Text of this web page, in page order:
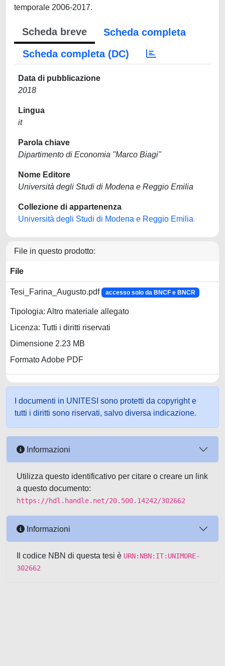
temporale 2006-2017.
Scheda breve
Scheda completa
Scheda completa (DC)
Data di pubblicazione
2018
Lingua
it
Parola chiave
Dipartimento di Economia "Marco Biagi"
Nome Editore
Università degli Studi di Modena e Reggio Emilia
Collezione di appartenenza
Università degli Studi di Modena e Reggio Emilia
File in questo prodotto:
File
Tesi_Farina_Augusto.pdf accesso solo da BNCF e BNCR
Tipologia: Altro materiale allegato
Licenza: Tutti i diritti riservati
Dimensione 2.23 MB
Formato Adobe PDF
I documenti in UNITESI sono protetti da copyright e
tutti i diritti sono riservati, salvo diversa indicazione.
Informazioni
Utilizza questo identificativo per citare o creare un link
a questo documento:
https://hdl.handle.net/20.500.14242/302662
Informazioni
Il codice NBN di questa tesi è URN:NBN:IT:UNIMORE-
302662